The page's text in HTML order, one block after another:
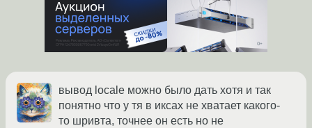
вывод locale можно было дать хотя и так
понятно что у тя в иксах не хватает какого-
то шривта, точнее он есть но не